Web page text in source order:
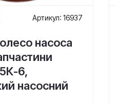
Артикул: 16937
насоса
6,
насосний